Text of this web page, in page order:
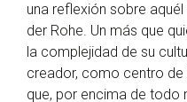
una reflexión sobre
der Rohe. Un más que
la complejidad de su
creador, como centro de
que, por encima de todo